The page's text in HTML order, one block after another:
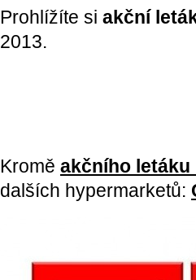
Prohlížíte si akční
2013.
Kromě akčního letáku
dalších hypermarketů: